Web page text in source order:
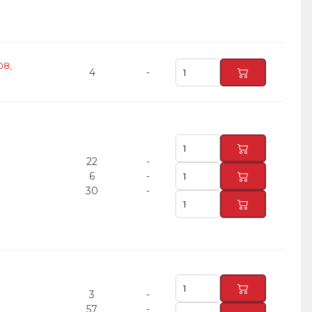
4 -
22
6
30
-
-
-
3
57
-
-